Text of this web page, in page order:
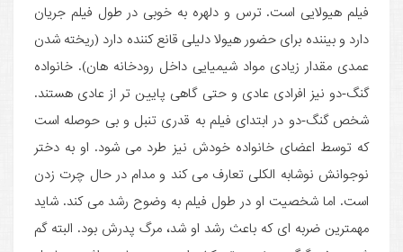
فیلم هیولایی است. ترس و دلهره به خوبی در طول فیلم جریان
دارد و بیننده برای حضور هیولا دلیلی قانع کننده دارد (ریخته شدن
عمدی مقدار زیادی مواد شیمیایی داخل رودخانه هان). خانواده
گنگ-دو نیز افرادی عادی و حتی گاهی پایین تر از عادی هستند.
شخص گنگ-دو در ابتدای فیلم به قدری تنبل و بی حوصله است
که توسط اعضای خانواده خودش نیز طرد می شود. او به دختر
نوجوانش نوشابه الکلی تعارف می کند و مدام در حال چرت زدن
است. اما شخصیت او در طول فیلم به وضوح رشد می کند. شاید
مهمترین ضربه ای که باعث رشد او شد، مرگ پدرش بود. البته گم